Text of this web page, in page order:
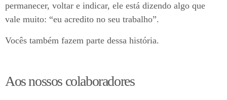
permanecer, voltar e indicar, ele está dizendo algo que
vale muito: “eu acredito no seu trabalho”.
Vocês também fazem parte dessa história.
Aos nossos colaboradores